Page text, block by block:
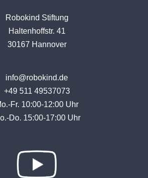
Robokind Stiftung
Haltenhoffstr. 41
30167 Hannover
info@robokind.de
+49 511 49537073
Fr. 10:00-12:00 Uhr
Do. 15:00-17:00 Uhr